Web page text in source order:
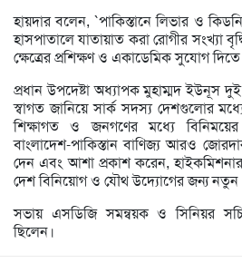
হায়দার বলেন, `পাকিস্তানে লিভার ও কিডনি
হাসপাতালে যাতায়াত করা রোগীর সংখ্যা
ক্ষেত্রের প্রশিক্ষণ ও একাডেমিক সুযোগ দিতে
প্রধান উপদেষ্টা অধ্যাপক মুহাম্মদ ইউনূস
স্বাগত জানিয়ে সার্ক সদস্য দেশগুলোর
শিক্ষাগত ও জনগণের মধ্যে
বাংলাদেশ-পাকিস্তান বাণিজ্য আরও
দেন এবং আশা প্রকাশ করেন,
দেশ বিনিয়োগ ও যৌথ উদ্যোগের জন্য নতুন
সভায় এসডিজি সমন্বয়ক ও সিনিয়র
ছিলেন।